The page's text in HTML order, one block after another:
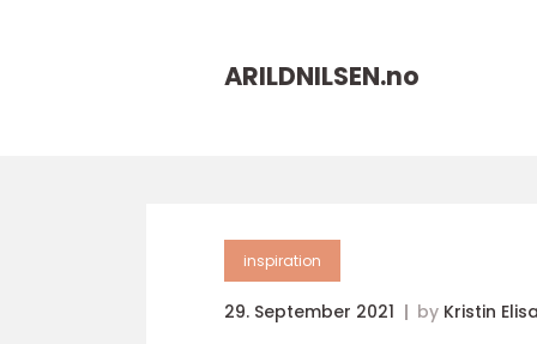
ARILDNILSEN.no
inspiration
29. September 2021 by Kristin